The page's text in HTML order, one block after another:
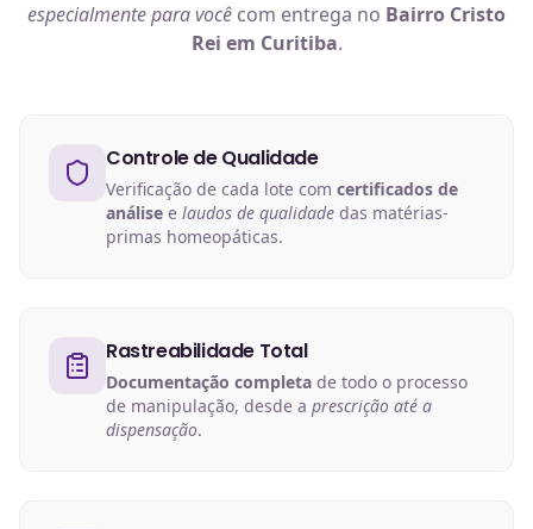
especialmente para você com entrega no Bairro Cristo
Rei em Curitiba.
Controle de Qualidade
Verificação de cada lote com certificados de
análise e laudos de qualidade das matérias-
primas homeopáticas.
Rastreabilidade Total
Documentação completa de todo o processo
de manipulação, desde a prescrição até a
dispensação.